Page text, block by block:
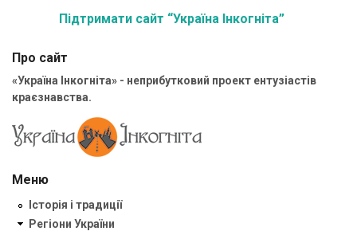
Підтримати сайт “Україна Інкогніта”
Про сайт
«Україна Інкогніта» - неприбутковий проект ентузіастів
краєзнавства.
Меню
Історія і традиції
Регіони України